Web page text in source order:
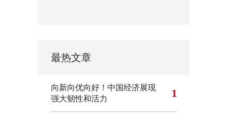
最热文章
向新向优向好！中国经济展现
强大韧性和活力
1